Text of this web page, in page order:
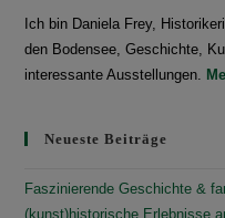
Ich bin Daniela Frey,
den Bodensee, Geschichte,
interessante Ausstellungen.
Neueste Beiträge
Faszinierende Geschichte &
(kunst)historische Erlebnisse